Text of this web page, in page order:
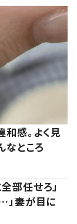
感。よく見
なところ
部任せろ」
」妻が目に